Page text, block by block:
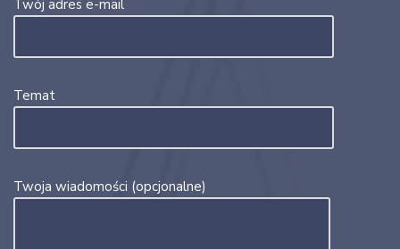
Twój adres e-mail
Temat
Twoja wiadomości (opcjonalne)